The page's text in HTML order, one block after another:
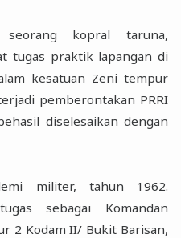
kopral taruna,
tugas praktik lapangan di
kesatuan Zeni tempur
pemberontakan PRRI
diselesaikan dengan
militer, tahun 1962.
sebagai Komandan
2 Kodam II/ Bukit Barisan,